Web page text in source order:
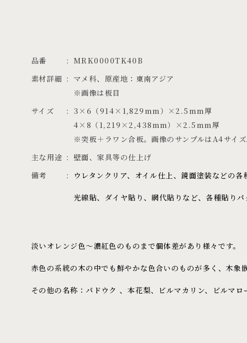
品番
MRK0000TK40B
素材詳細
マメ科、原産地：東南アジア
※画像は板目
サイズ
3×6（914×1,829mm）×2.5mm厚
4×8（1,219×2,438mm）×2.5mm厚
※突板＋ラワン合板。画像のサンプルはA4サイズ
主な用途
壁面、家具等の仕上げ
備考
ウレタンクリア、オイル仕上、鏡面塗装などの各
光線貼、ダイヤ貼り、網代貼りなど、各種貼りパ
淡いオレンジ色〜濃紅色のものまで個体差があり様々です。
赤色の系統の木の中でも鮮やかな色合いのものが多く、木象
その他の名称：パドウク 、本花梨、ビルマカリン、ビルマ